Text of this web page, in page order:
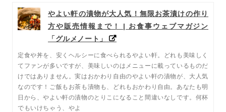
やよい軒の漬物が大人気！無限お茶漬けの作り
方や販売情報まで！ | お食事ウェブマガジン
「グルメノート」
定食や丼を、安くヘルシーに食べられるやよい軒。どれも美味しく
てファンが多いですが、美味しいのはメニューに載っているものだ
けではありません。実はおかわり自由のやよい軒の漬物が、大人気
なのです！ご飯もお茶も漬物も、どれもおかわり自由。あなたも明
日から、やよい軒の漬物のとりこになること間違いなしです。何杯
でもいけちゃう、やよ